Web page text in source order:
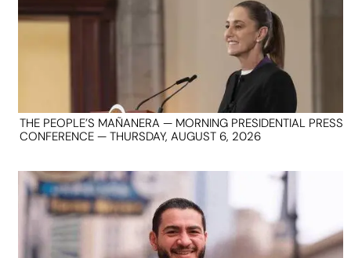
THE PEOPLE’S MAÑANERA — MORNING PRESIDENTIAL PRESS
CONFERENCE — THURSDAY, AUGUST 6, 2026